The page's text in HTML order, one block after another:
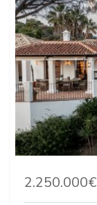
2.250.000€